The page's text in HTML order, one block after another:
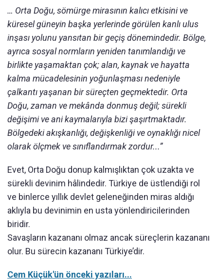
… Orta Doğu, sömürge mirasının kalıcı etkisini ve
küresel güneyin başka yerlerinde görülen kanlı ulus
inşası yolunu yansıtan bir geçiş dönemindedir. Bölge,
ayrıca sosyal normların yeniden tanımlandığı ve
birlikte yaşamaktan çok; alan, kaynak ve hayatta
kalma mücadelesinin yoğunlaşması nedeniyle
çalkantı yaşanan bir süreçten geçmektedir. Orta
Doğu, zaman ve mekânda donmuş değil; sürekli
değişimi ve ani kaymalarıyla bizi şaşırtmaktadır.
Bölgedeki akışkanlığı, değişkenliği ve oynaklığı nicel
olarak ölçmek ve sınıflandırmak zordur...”
Evet, Orta Doğu donup kalmışlıktan çok uzakta ve
sürekli devinim hâlindedir. Türkiye de üstlendiği rol
ve binlerce yıllık devlet geleneğinden miras aldığı
aklıyla bu devinimin en usta yönlendiricilerinden
biridir.
Savaşların kazananı olmaz ancak süreçlerin kazananı
olur. Bu sürecin kazananı Türkiye’dir.
Cem Küçük'ün önceki yazıları...